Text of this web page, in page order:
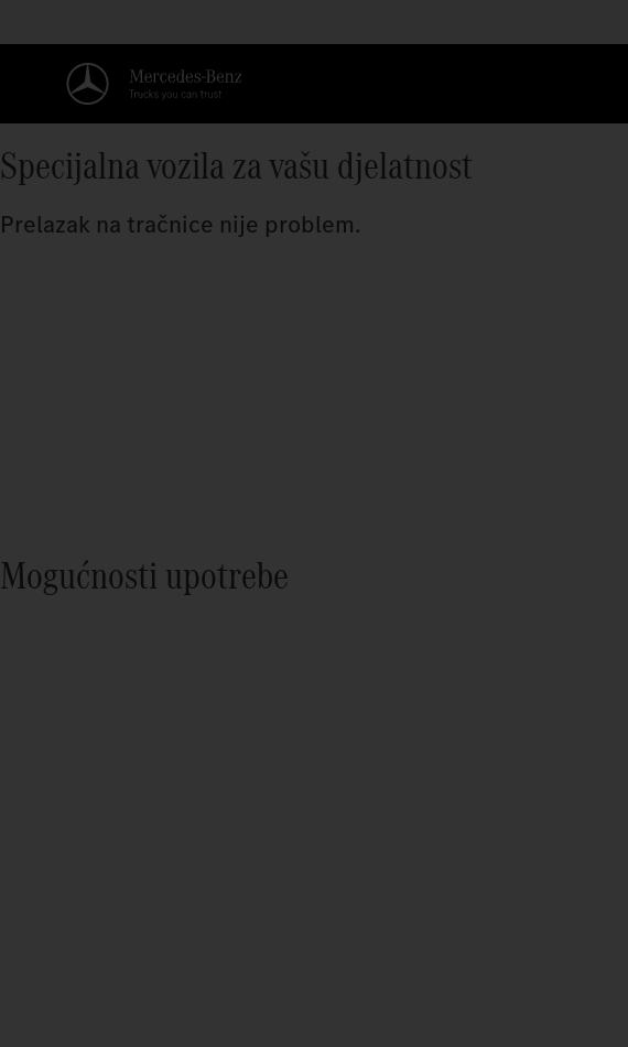
Specijalna vozila za vašu djelatnost
Prelazak na tračnice nije problem.
Mogućnosti upotrebe